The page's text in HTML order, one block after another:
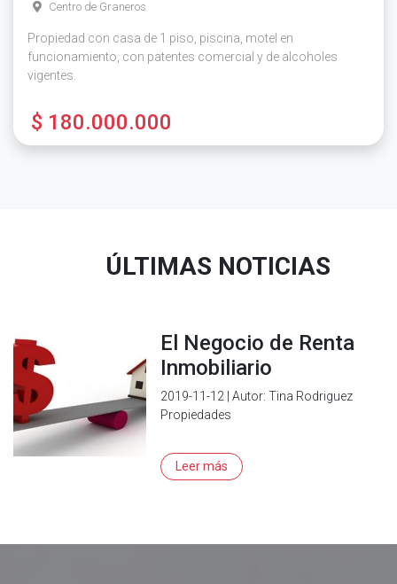
Centro de Graneros
Propiedad con casa de 1 piso, piscina, motel en
funcionamiento, con patentes comercial y de alcoholes
vigentes.
$ 180.000.000
ÚLTIMAS NOTICIAS
El Negocio de Renta
Inmobiliario
2019-11-12 | Autor: Tina Rodriguez
Propiedades
Leer más